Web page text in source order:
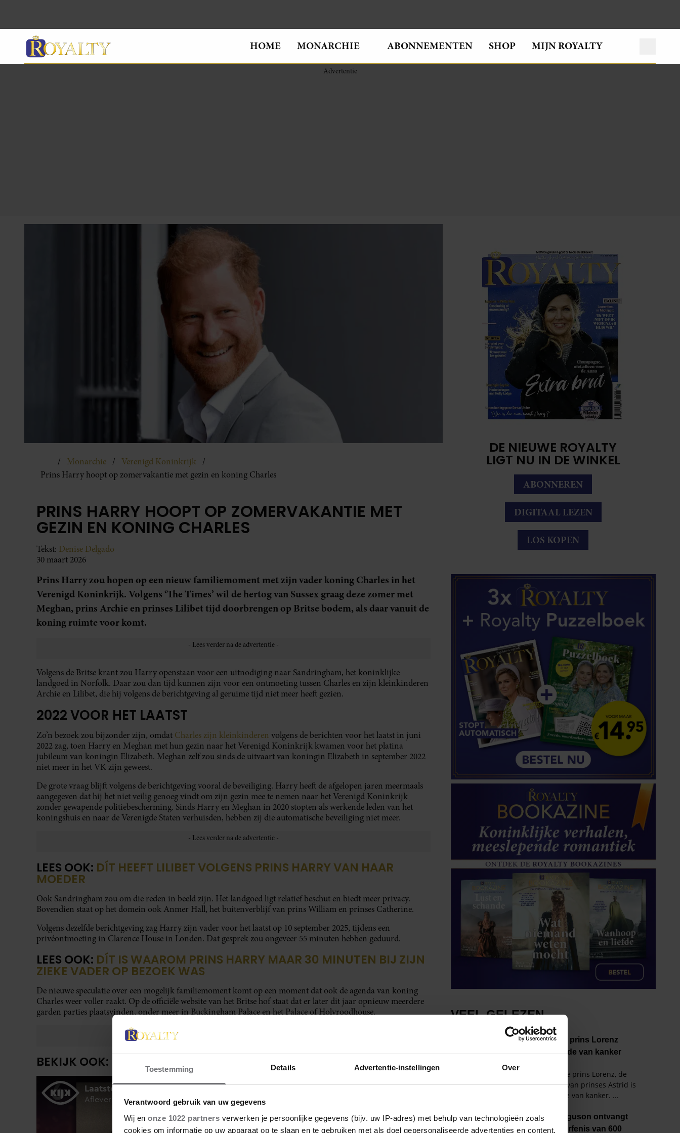
Toestemming Details Advertentie-instellingen Over
Verantwoord gebruik van uw gegevens
Wij en onze 1022 partners verwerken je persoonlijke gegevens (bijv. uw IP-adres) met behulp van technologieën zoals
cookies om informatie op uw apparaat op te slaan en te gebruiken met als doel gepersonaliseerde advertenties en content,
HOME MONARCHIE ABONNEMENTEN SHOP MIJN ROYALTY
Monarchie
Verenigd Koninkrijk
Prins Harry hoopt op zomervakantie met gezin en koning Charles
PRINS HARRY HOOPT OP ZOMERVAKANTIE MET
GEZIN EN KONING CHARLES
Tekst: Denise Delgado
30 maart 2026
Prins Harry zou hopen op een nieuw familiemoment met zijn vader koning Charles in het
Verenigd Koninkrijk. Volgens ‘The Times’ wil de hertog van Sussex graag deze zomer met
Meghan, prins Archie en prinses Lilibet tijd doorbrengen op Britse bodem, als daar vanuit de
koning ruimte voor komt.
Volgens de Britse krant zou Harry openstaan voor een uitnodiging naar Sandringham, het koninklijke
landgoed in Norfolk. Daar zou dan tijd kunnen zijn voor een ontmoeting tussen Charles en zijn kleinkinderen
Archie en Lilibet, die hij volgens de berichtgeving al geruime tijd niet meer heeft gezien.
2022 VOOR HET LAATST
Zo’n bezoek zou bijzonder zijn, omdat Charles zijn kleinkinderen volgens de berichten voor het laatst in juni
2022 zag, toen Harry en Meghan met hun gezin naar het Verenigd Koninkrijk kwamen voor het platina
jubileum van koningin Elizabeth. Meghan zelf zou sinds de uitvaart van koningin Elizabeth in september 2022
niet meer in het VK zijn geweest.
De grote vraag blijft volgens de berichtgeving vooral de beveiliging. Harry heeft de afgelopen jaren meermaals
aangegeven dat hij het niet veilig genoeg vindt om zijn gezin mee te nemen naar het Verenigd Koninkrijk
zonder gewapende politiebescherming. Sinds Harry en Meghan in 2020 stopten als werkende leden van het
koningshuis en naar de Verenigde Staten verhuisden, hebben zij die automatische beveiliging niet meer.
LEES OOK: DÍT HEEFT LILIBET VOLGENS PRINS HARRY VAN HAAR
MOEDER
Ook Sandringham zou om die reden in beeld zijn. Het landgoed ligt relatief beschut en biedt meer privacy.
Bovendien staat op het domein ook Anmer Hall, het buitenverblijf van prins William en prinses Catherine.
Volgens dezelfde berichtgeving zag Harry zijn vader voor het laatst op 10 september 2025, tijdens een
privéontmoeting in Clarence House in Londen. Dat gesprek zou ongeveer 55 minuten hebben geduurd.
LEES OOK: DÍT IS WAAROM PRINS HARRY MAAR 30 MINUTEN BIJ ZIJN
ZIEKE VADER OP BEZOEK WAS
De nieuwe speculatie over een mogelijk familiemoment komt op een moment dat ook de agenda van koning
Charles weer voller raakt. Op de officiële website van het Britse hof staat dat er later dit jaar opnieuw meerdere
garden parties plaatsvinden, onder meer in Buckingham Palace en het Palace of Holyroodhouse.
BEKIJK OOK:
DE NIEUWE ROYALTY
LIGT NU IN DE WINKEL
ABONNEREN
DIGITAAL LEZEN
LOS KOPEN